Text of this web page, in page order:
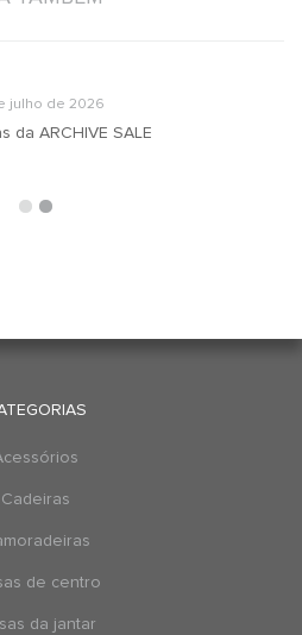
julho de 2026
da ARCHIVE SALE
Cadeiras
de centro
da jantar